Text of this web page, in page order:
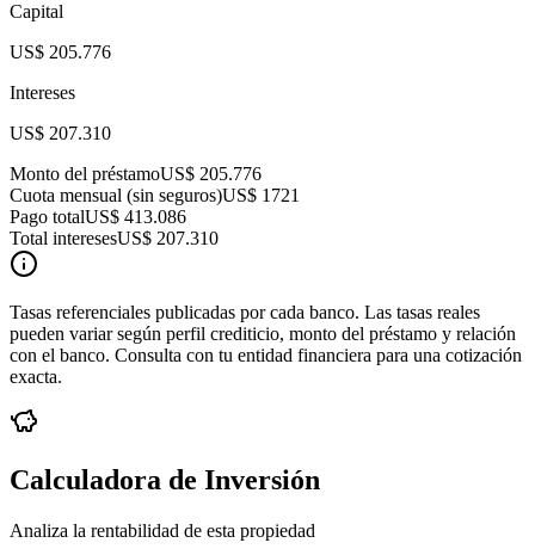
Capital
US$ 205.776
Intereses
US$ 207.310
Monto del préstamoUS$ 205.776
Cuota mensual (sin seguros)US$ 1721
Pago totalUS$ 413.086
Total interesesUS$ 207.310
Tasas referenciales publicadas por cada banco. Las tasas reales
pueden variar según perfil crediticio, monto del préstamo y relación
con el banco. Consulta con tu entidad financiera para una cotización
exacta.
Calculadora de Inversión
Analiza la rentabilidad de esta propiedad